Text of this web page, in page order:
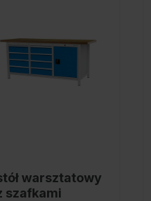
warsztatowy
szafkami